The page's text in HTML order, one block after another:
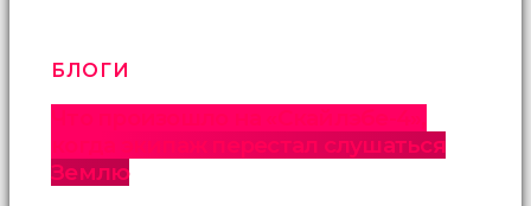
БЛОГИ
когда экипаж перестал слушаться
Землю